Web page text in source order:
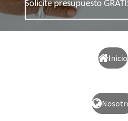
Solicite presupuesto
Inicio